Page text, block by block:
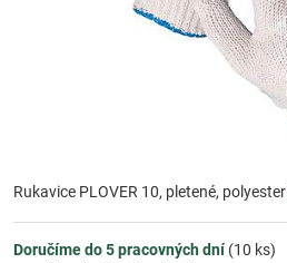
Rukavice PLOVER 10, pletené, polyester
Doručíme do 5 pracovných dní(10 ks)